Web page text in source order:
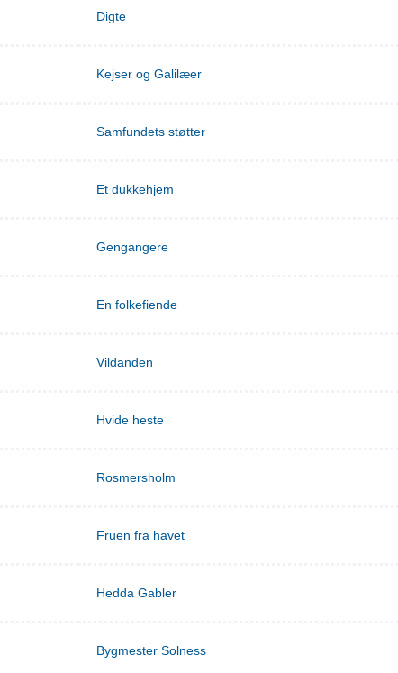
Digte
Kejser og Galilæer
Samfundets støtter
Et dukkehjem
Gengangere
En folkefiende
Vildanden
Hvide heste
Rosmersholm
Fruen fra havet
Hedda Gabler
Bygmester Solness